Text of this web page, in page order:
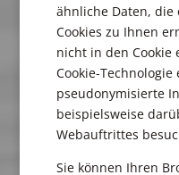
ähnliche Daten, die
Cookies zu Ihnen
nicht in den Cookie
Cookie-
pseudonymisierte
beispielsweise
Webauftrittes
Sie können Ihren